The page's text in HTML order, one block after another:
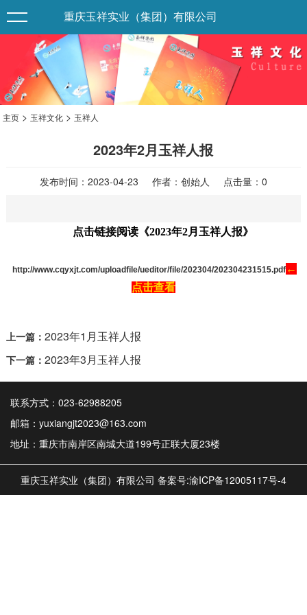
重庆玉祥实业（集团）有限公司
主页 > 玉祥文化 > 玉祥人
2023年2月玉祥人报
发布时间：2023-04-23 作者：创始人 点击量： 0
点击链接阅读《2023年2月玉祥人报》
http://www.cqyxjt.com/uploadfile/ueditor/file/202304/202304231515.pdf ←
点击查看
上一篇： 2023年1月玉祥人报
下一篇： 2023年3月玉祥人报
联系方式：023-62988205
邮箱：yuxiangjt2023@163.com
地址：重庆市南岸区南城大道199号正联大厦23楼
重庆玉祥实业（集团）有限公司 备案号:渝ICP备12005117号-4